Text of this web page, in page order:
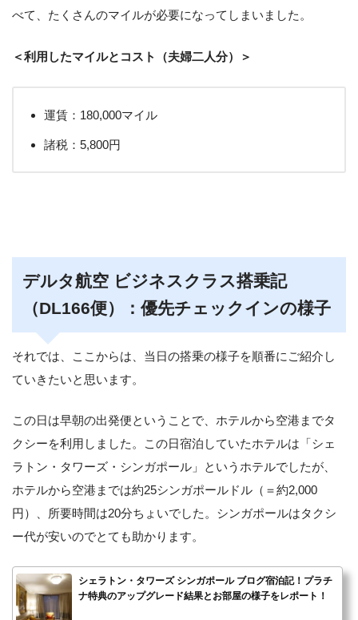
べて、たくさんのマイルが必要になってしまいました。
＜利用したマイルとコスト（夫婦二人分）＞
運賃：180,000マイル
諸税：5,800円
デルタ航空 ビジネスクラス搭乗記
（DL166便）：優先チェックインの様子
それでは、ここからは、当日の搭乗の様子を順番にご紹介し
ていきたいと思います。
この日は早朝の出発便ということで、ホテルから空港までタ
クシーを利用しました。この日宿泊していたホテルは「シェ
ラトン・タワーズ・シンガポール」というホテルでしたが、
ホテルから空港までは約25シンガポールドル（＝約2,000
円）、所要時間は20分ちょいでした。シンガポールはタクシ
ー代が安いのでとても助かります。
シェラトン・タワーズ シンガポール ブログ宿泊記！プラチ
ナ特典のアップグレード結果とお部屋の様子をレポート！